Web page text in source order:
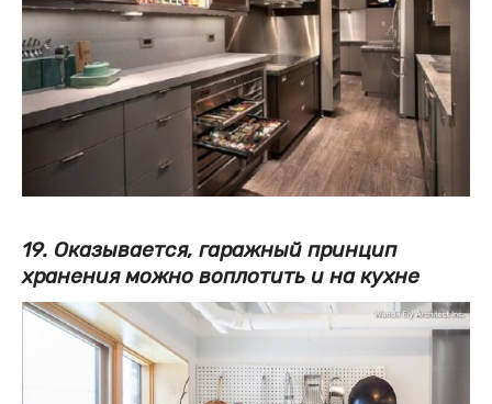
19. Оказывается, гаражный принцип
хранения можно воплотить и на кухне